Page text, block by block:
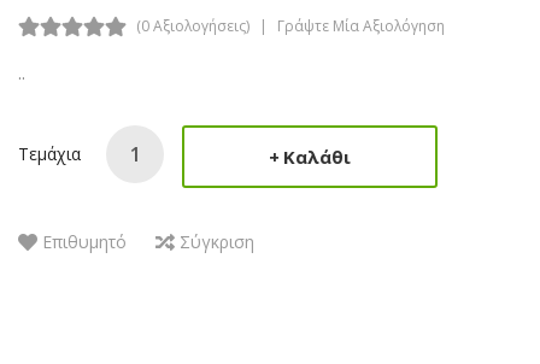
(0 Αξιολογήσεις) Γράψτε Μία Αξιολόγηση
..
Τεμάχια Καλάθι
Επιθυμητό Σύγκριση